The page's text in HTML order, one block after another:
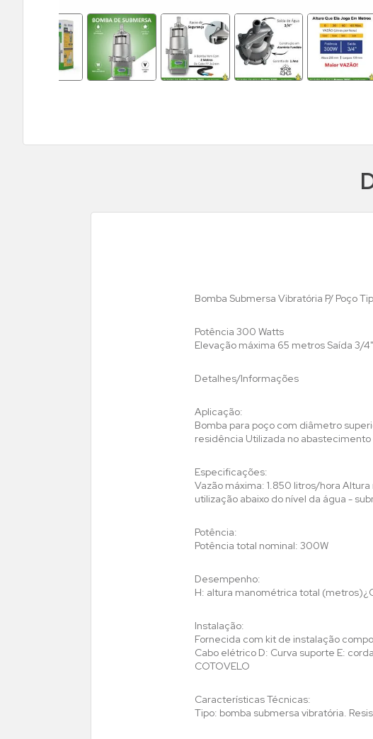
Bomba Submersa Vibratória P/ Poço
Potência 300 Watts
Elevação máxima 65 metros Saída 3/
Detalhes/Informações
Aplicação:
Bomba para poço com diâmetro
residência Utilizada no
Especificações:
Vazão máxima: 1.850 litros/hora
utilização abaixo do nível da água -
Potência:
Potência total nominal: 300W
Desempenho:
H: altura manométrica total
Instalação:
Fornecida com kit de instalação
Cabo elétrico D: Curva suporte E: corda
COTOVELO
Características Técnicas:
Tipo: bomba submersa vibratória.